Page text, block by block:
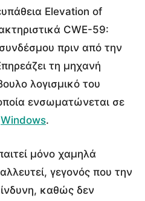
Elevation of
CWE-59:
πριν από την
τη μηχανή
λογισμικό του
ενσωματώνεται σε
Windows.
μόνο χαμηλά
γεγονός που την
καθώς δεν